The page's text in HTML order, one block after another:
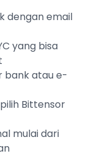
dengan email
yang bisa
bank atau e-
Bittensor
mulai dari